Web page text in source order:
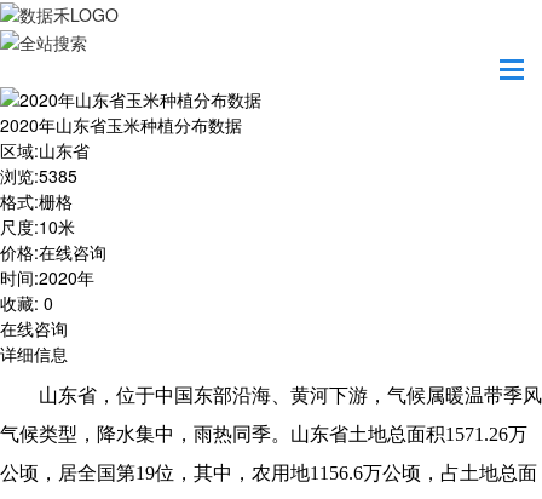
2020年山东省玉米种植分布数据
区域:山东省
浏览:5385
格式:栅格
尺度:10米
价格:在线咨询
时间:2020年
收藏: 0
在线咨询
详细信息
山东省，位于中国东部沿海、黄河下游，气候属暖温带季风
气候类型，降水集中，雨热同季。山东省土地总面积1571.26万
公顷，居全国第19位，其中，农用地1156.6万公顷，占土地总面